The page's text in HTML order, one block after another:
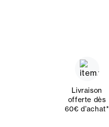
Livraison
offerte dès
60€ d’achat*